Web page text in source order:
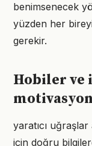
benimsenecek
yüzden her
gerekir.
Hobiler ve
yaratıcı
için doğru